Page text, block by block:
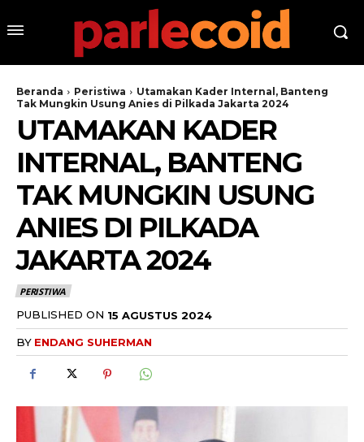
Beranda Peristiwa
Utamakan Kader Internal, Banteng
Tak Mungkin Usung Anies di Pilkada Jakarta 2024
UTAMAKAN KADER
INTERNAL, BANTENG
TAK MUNGKIN USUNG
ANIES DI PILKADA
JAKARTA 2024
PERISTIWA
PUBLISHED ON 15 AGUSTUS 2024
BY ENDANG SUHERMAN